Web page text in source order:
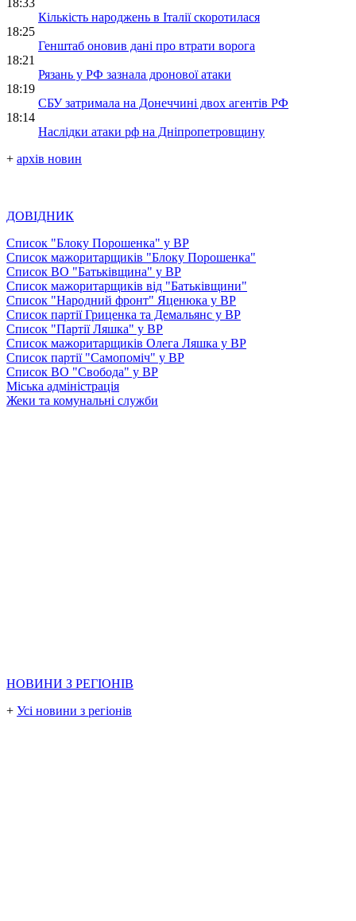
18:33
Кількість народжень в Італії скоротилася
18:25
Генштаб оновив дані про втрати ворога
18:21
Рязань у РФ зазнала дронової атаки
18:19
СБУ затримала на Донеччині двох агентів РФ
18:14
Наслідки атаки рф на Дніпропетровщину
+ архів новин
ДОВІДНИК
Список "Блоку Порошенка" у ВР
Список мажоритарщиків "Блоку Порошенка"
Список ВО "Батьківщина" у ВР
Список мажоритарщиків від "Батьківщини"
Список "Народний фронт" Яценюка у ВР
Список партії Гриценка та Демальянс у ВР
Список "Партії Ляшка" у ВР
Список мажоритарщиків Олега Ляшка у ВР
Список партії "Самопоміч" у ВР
Список ВО "Свобода" у ВР
Міська адміністрація
Жеки та комунальні служби
НОВИНИ З РЕГІОНІВ
+ Усі новини з регіонів